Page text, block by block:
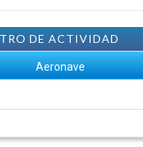
DE ACTIVIDAD
Aeronave